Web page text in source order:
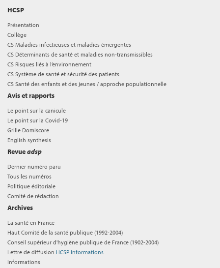
HCSP
Présentation
Collège
CS Maladies infectieuses et maladies émergentes
CS Déterminants de santé et maladies non-transmissibles
CS Risques liés à l’environnement
CS Système de santé et sécurité des patients
CS Santé des enfants et des jeunes / approche populationnelle
Avis et rapports
Le point sur la canicule
Le point sur la Covid-19
Grille Domiscore
English synthesis
Revueadsp
Dernier numéro paru
Tous les numéros
Politique éditoriale
Comité de rédaction
Archives
La santé en France
Haut Comité de la santé publique (1992-2004)
Conseil supérieur d'hygiène publique de France (1902-2004)
Lettre de diffusion HCSP Informations
Informations